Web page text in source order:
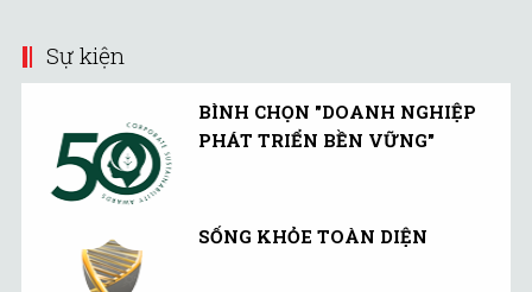
Sự kiện
BÌNH CHỌN "DOANH NGHIỆP
PHÁT TRIỂN BỀN VỮNG"
SỐNG KHỎE TOÀN DIỆN